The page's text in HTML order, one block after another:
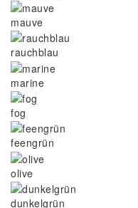
mauve
rauchblau
marine
fog
feengrün
olive
dunkelgrün